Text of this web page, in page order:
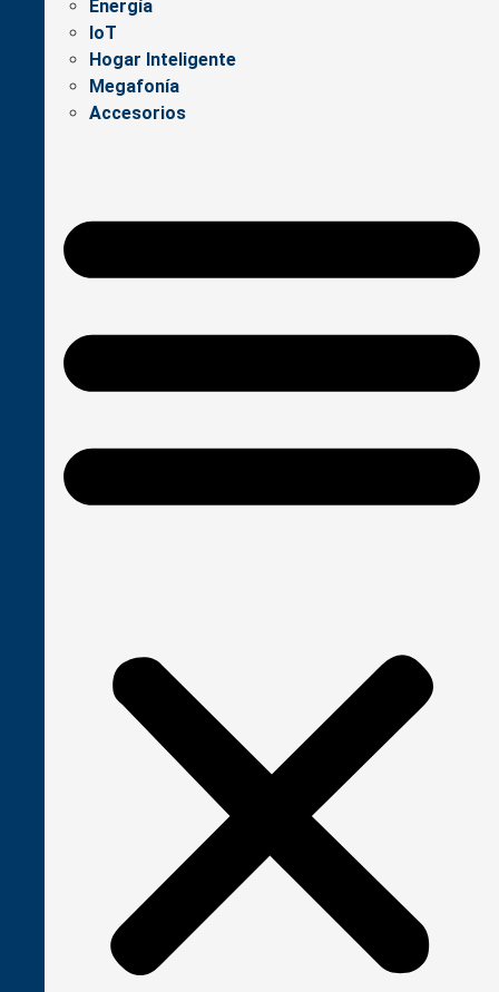
Energía
IoT
Hogar Inteligente
Megafonía
Accesorios